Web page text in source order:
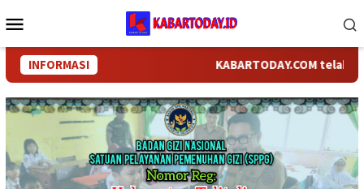
ke
Mobile
INFORMASI KABARTODAY.COM telah